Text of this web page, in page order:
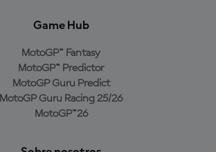
Game Hub
MotoGP™ Fantasy
MotoGP™ Predictor
MotoGP Guru Predict
MotoGP Guru Racing 25/26
MotoGP™26